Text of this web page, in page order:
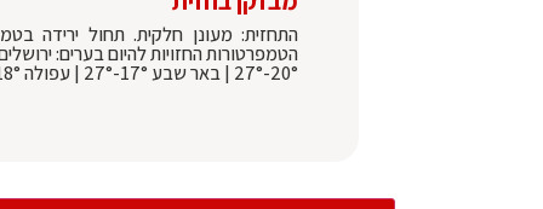
התחזית: מעונן חלקית. תחול ירידה
20°-27° | באר שבע 17°-27° | עפולה 18°-30° | צפת 15°-25°